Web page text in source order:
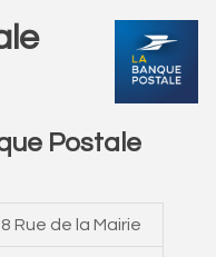
Postale
8 Rue de la Mairie